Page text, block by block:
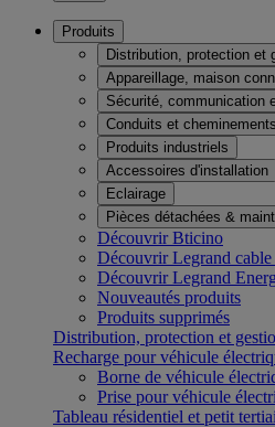
Produits
Distribution, protection et
Appareillage, maison
Sécurité, communication
Conduits et
Produits industriels
Accessoires d'installation
Eclairage
Pièces détachées &
Découvrir Bticino
Découvrir Legrand cable
Découvrir Legrand
Nouveautés produits
Produits supprimés
Distribution, protection et
Recharge pour véhicule
Borne de véhicule
Prise pour véhicule
Tableau résidentiel et petit